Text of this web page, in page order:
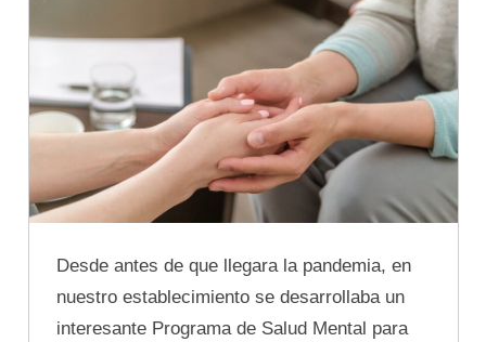
Desde antes de que llegara la pandemia, en
nuestro establecimiento se desarrollaba un
interesante Programa de Salud Mental para